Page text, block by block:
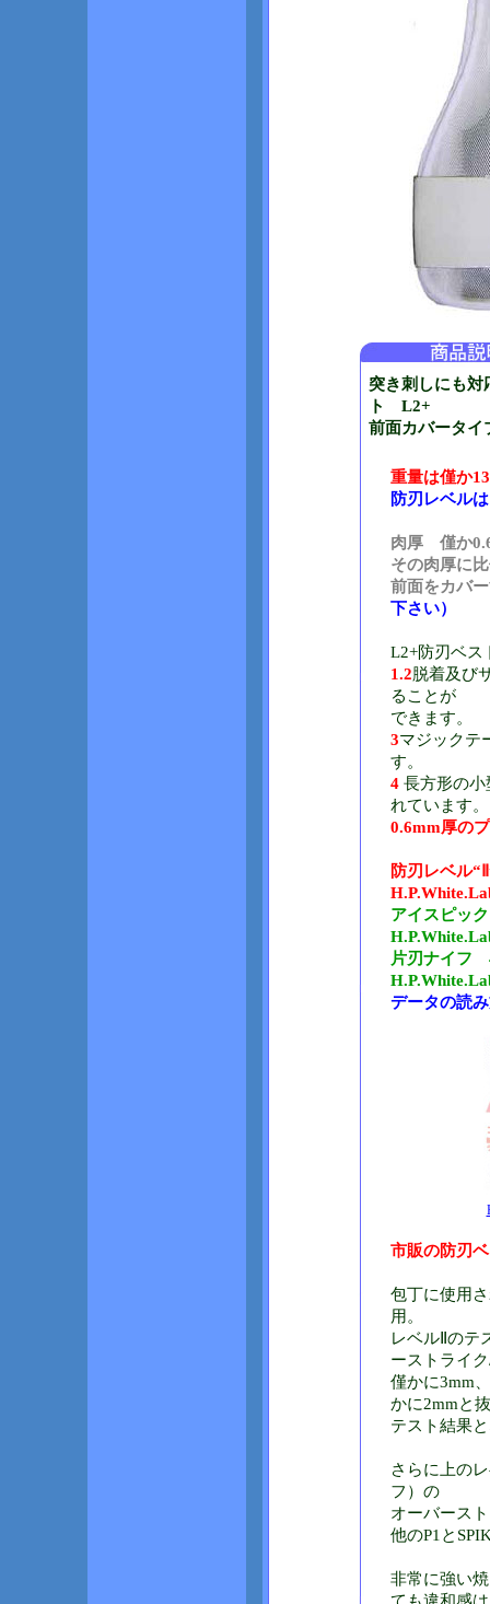
突き刺しにも対
ト L2+
前面カバータイ
重量は僅か
防刃レベル
肉厚 僅か
その肉厚に
前面をカバ
下さい）
L2+防刃ベス
1.2脱着及び
ることが
できます。
3マジックテ
す。
4長方形の小
れています。
0.6mm厚の
防刃レベ
アイスピッ
片刃ナイフ
データの読
市販の防刃
包丁に使用
用。
レベルⅡのテ
ーストライ
僅かに3mm
かに2mmと
テスト結果
さらに上の
フ）の
オーバース
他のP1と
非常に強い